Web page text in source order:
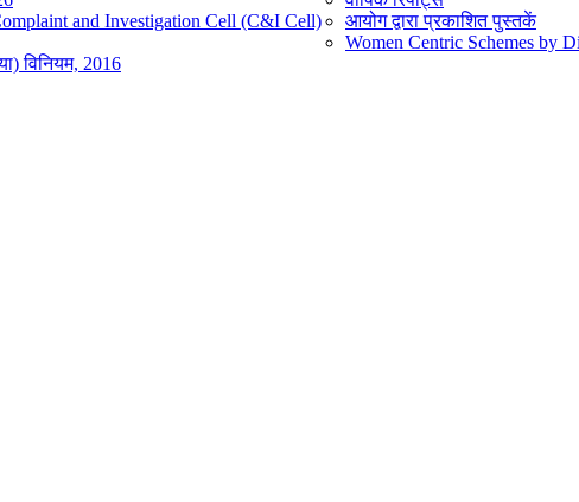
and Investigation Cell (C&I Cell)
विनियम, 2016
आयोग द्वारा प्रकाशित पुस्तकें
Women Centric Schemes by